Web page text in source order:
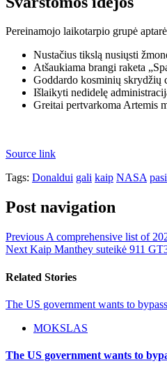
Pereinamojo laikotarpio grupė
Nustačius tikslą nusiųsti
Atšaukiama brangi raketa
Goddardo kosminių skrydžių
Išlaikyti nedidelę
Greitai pertvarkoma Artemis
Source link
Tags: Donaldui gali kaip NASA
Post navigation
Previous A comprehensive list of
Next Kaip Manthey suteikė 911
Related Stories
The US government wants to
MOKSLAS
The US government wants to